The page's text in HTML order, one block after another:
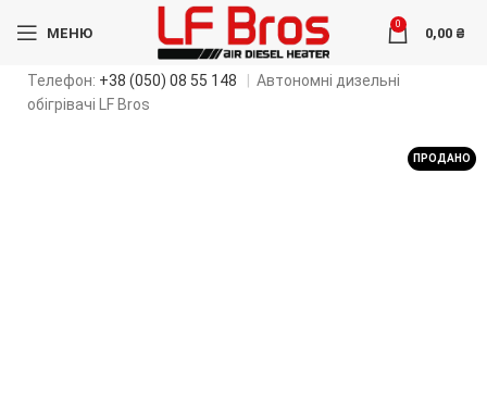
МЕНЮ
0
0,00 ₴
Телефон: +38 (050) 08 55 148
Автономні дизельні
обігрівачі LF Bros
ПРОДАНО